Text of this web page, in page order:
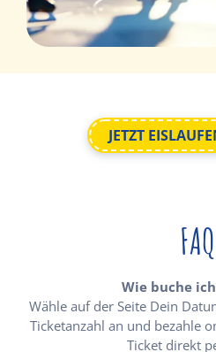
JETZT
FAQ
Wie buche
Wähle auf der Seite Dein
Ticketanzahl an und bezahle
Ticket direkt